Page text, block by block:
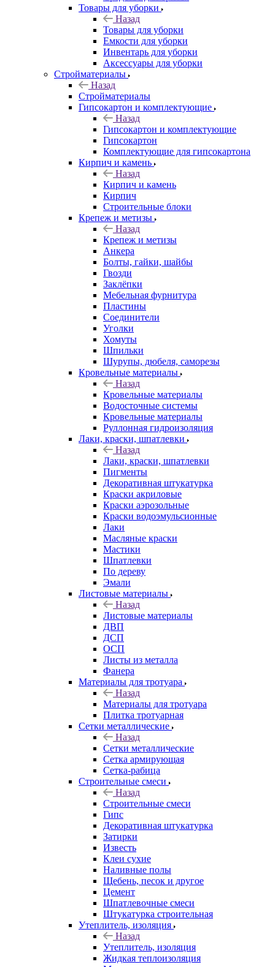
Товары для уборки
Назад
Товары для уборки
Емкости для уборки
Инвентарь для уборки
Аксессуары для уборки
Стройматериалы
Назад
Стройматериалы
Гипсокартон и комплектующие
Назад
Гипсокартон и комплектующие
Гипсокартон
Комплектующие для гипсокартона
Кирпич и камень
Назад
Кирпич и камень
Кирпич
Строительные блоки
Крепеж и метизы
Назад
Крепеж и метизы
Анкера
Болты, гайки, шайбы
Гвозди
Заклёпки
Мебельная фурнитура
Пластины
Соединители
Уголки
Хомуты
Шпильки
Шурупы, дюбеля, саморезы
Кровельные материалы
Назад
Кровельные материалы
Водосточные системы
Кровельные материалы
Руллонная гидроизоляция
Лаки, краски, шпатлевки
Назад
Лаки, краски, шпатлевки
Пигменты
Декоративная штукатурка
Краски акриловые
Краски аэрозольные
Краски водоэмульсионные
Лаки
Масляные краски
Мастики
Шпатлевки
По дереву
Эмали
Листовые материалы
Назад
Листовые материалы
ДВП
ДСП
ОСП
Листы из металла
Фанера
Материалы для тротуара
Назад
Материалы для тротуара
Плитка тротуарная
Сетки металлические
Назад
Сетки металлические
Сетка армирующая
Сетка-рабица
Строительные смеси
Назад
Строительные смеси
Гипс
Декоративная штукатурка
Затирки
Известь
Клеи сухие
Наливные полы
Щебень, песок и другое
Цемент
Шпатлевочные смеси
Штукатурка строительная
Утеплитель, изоляция
Назад
Утеплитель, изоляция
Жидкая теплоизоляция